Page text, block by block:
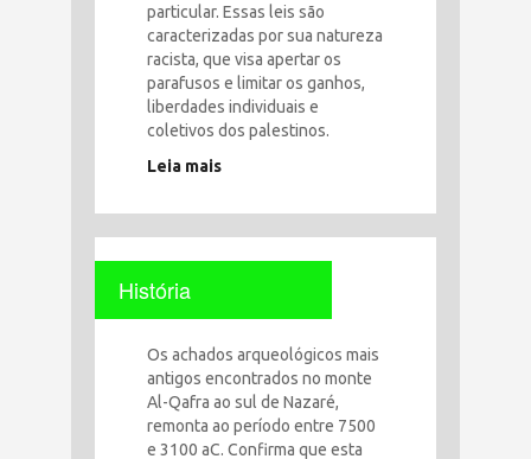
particular. Essas leis são
caracterizadas por sua natureza
racista, que visa apertar os
parafusos e limitar os ganhos,
liberdades individuais e
coletivos dos palestinos.
Leia mais
História
Os achados arqueológicos mais
antigos encontrados no monte
Al-Qafra ao sul de Nazaré,
remonta ao período entre 7500
e 3100 aC. Confirma que esta